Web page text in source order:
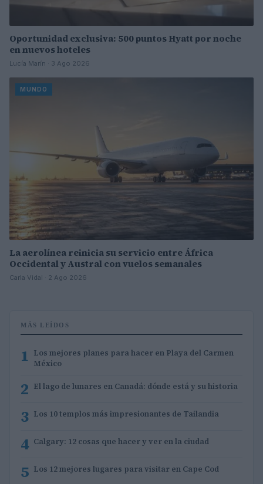
Oportunidad exclusiva: 500 puntos Hyatt por noche
en nuevos hoteles
Lucía Marín · 3 Ago 2026
MUNDO
La aerolínea reinicia su servicio entre África
Occidental y Austral con vuelos semanales
Carla Vidal · 2 Ago 2026
MÁS LEÍDOS
1 Los mejores planes para hacer en Playa del Carmen
México
2 El lago de lunares en Canadá: dónde está y su historia
3 Los 10 templos más impresionantes de Tailandia
4 Calgary: 12 cosas que hacer y ver en la ciudad
5 Los 12 mejores lugares para visitar en Cape Cod